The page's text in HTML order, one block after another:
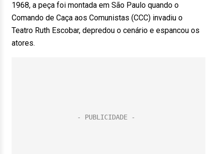
1968, a peça foi montada em São Paulo quando o
Comando de Caça aos Comunistas (CCC) invadiu o
Teatro Ruth Escobar, depredou o cenário e espancou os
atores.